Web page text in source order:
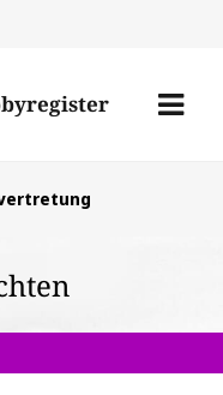
den
Menü